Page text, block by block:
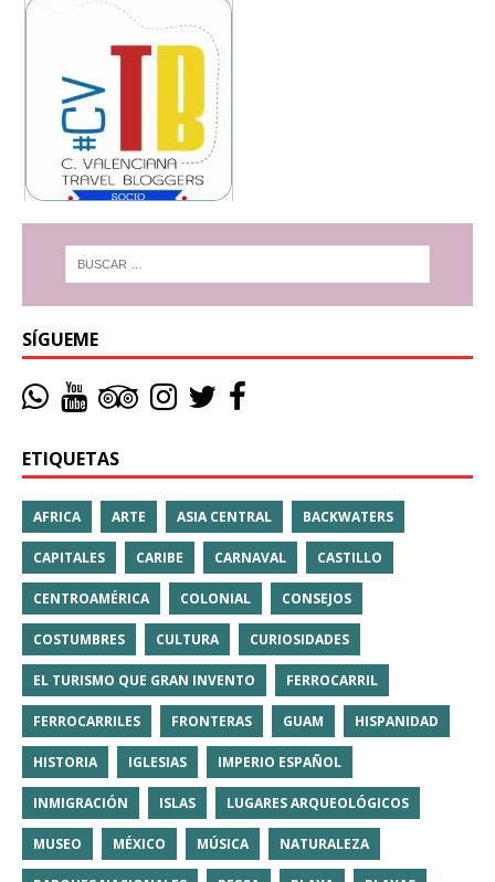
SÍGUEME
ETIQUETAS
AFRICA ARTE ASIA CENTRAL BACKWATERS
CAPITALES CARIBE CARNAVAL CASTILLO
CENTROAMÉRICA COLONIAL CONSEJOS
COSTUMBRES CULTURA CURIOSIDADES
EL TURISMO QUE GRAN INVENTO FERROCARRIL
FERROCARRILES FRONTERAS GUAM HISPANIDAD
HISTORIA IGLESIAS IMPERIO ESPAÑOL
INMIGRACIÓN ISLAS LUGARES ARQUEOLÓGICOS
MUSEO MÉXICO MÚSICA NATURALEZA